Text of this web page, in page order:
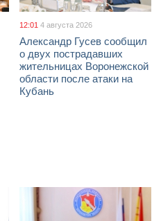
12:01 4 августа 2026
Александр Гусев сообщил
о двух пострадавших
жительницах Воронежской
области после атаки на
Кубань